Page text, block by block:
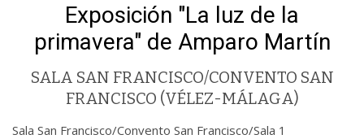
Exposición "La luz de la
primavera" de Amparo Martín
SALA SAN FRANCISCO/CONVENTO SAN
FRANCISCO (VÉLEZ-MÁLAGA)
Sala San Francisco/Convento San Francisco/Sala 1